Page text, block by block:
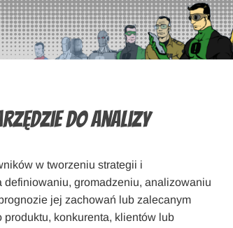
do analizy
w tworzeniu strategii i
gromadzeniu, analizowaniu
jej zachowań lub zalecanym
produktu, konkurenta, klientów lub